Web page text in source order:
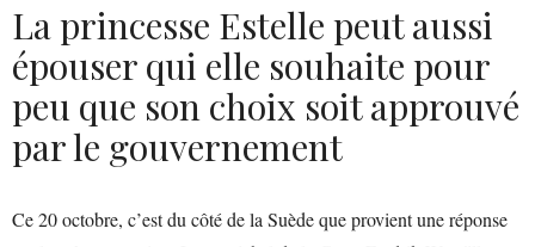
La princesse Estelle peut aussi
épouser qui elle souhaite pour
peu que son choix soit approuvé
par le gouvernement
Ce 20 octobre, c’est du côté de la Suède que provient une réponse